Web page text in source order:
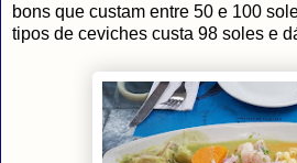
bons que custam entre 50 e 100
tipos de ceviches custa 98 soles e